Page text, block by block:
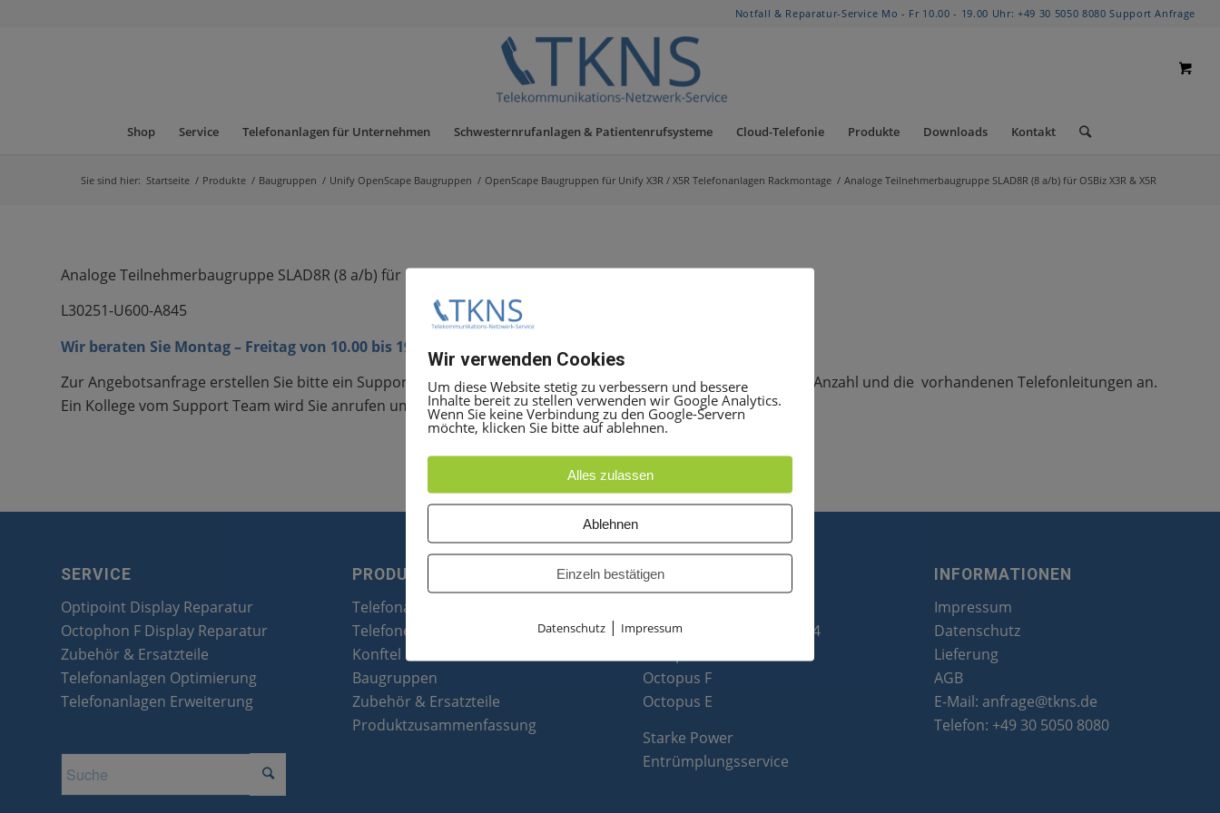
Notfall & Reparatur-Service Mo - Fr 10.00 - 19.00 Uhr: +49 30 5050 8080 Support Anfrage
Shop Service Telefonanlagen für Unternehmen Schwesternrufanlagen & Patientenrufsysteme Cloud-Telefonie Produkte Downloads Kontakt
Sie sind hier: Startseite / Produkte / Baugruppen / Unify OpenScape Baugruppen / OpenScape Baugruppen für Unify X3R / X5R Telefonanlagen Rackmontage / Analoge Teilnehmerbaugruppe SLAD8R (8 a/b) für OSBiz X3R & X5R
Analoge Teilnehmerbaugruppe SLAD8R(8 a/b) für OSBiz X3R & X5R
L30251-U600-A845
Wir beraten Sie Montag – Freitag von 10.00 bis 19:00 Uhr Uhr unter
Zur Angebotsanfrage erstellen Sie bitte ein Support TicketAngebot anfordern, geben Sie dort die Mittarbeiter Anzahl und die vorhandenen Telefonleitungen an.
Ein Kollege vom Support Team wird Sie anrufen um alles weitere zu besprechen.
SERVICE
Optipoint Display Reparatur
Octophon F Display Reparatur
Zubehör & Ersatzteile
Telefonanlagen Optimierung
Telefonanlagen Erweiterung
PRODUKTE
Telefonanlagen
Telefone
Konftel Konferenztelefone
Baugruppen
Zubehör & Ersatzteile
Produktzusammenfassung
PARTNER
Telefonanlagen Service 24
Octopus F
Octopus E
Starke Power
Entrümplungsservice
INFORMATIONEN
Impressum
Datenschutz
Lieferung
AGB
E-Mail: anfrage@tkns.de
Telefon: +49 30 5050 8080
Wir verwenden Cookies
Um diese Website stetig zu verbessern und bessere
Inhalte bereit zu stellen verwenden wir Google Analytics.
Wenn Sie keine Verbindung zu den Google-Servern
möchte, klicken Sie bitte auf ablehnen.
Alles zulassen
Ablehnen
Einzeln bestätigen
Datenschutz | Impressum